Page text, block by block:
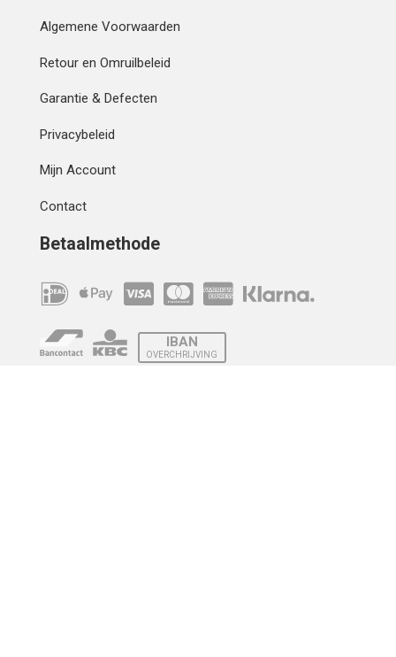
Algemene Voorwaarden
Retour en Omruilbeleid
Garantie & Defecten
Privacybeleid
Mijn Account
Contact
Betaalmethode
IBAN
OVERCHRIJVING